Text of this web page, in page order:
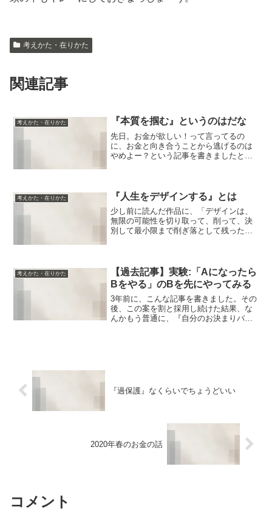
考えかた・在りかた
関連記事
考えかた・在りかた 『本質を掴む』というのはだな
先日。お金が欲しい！って言ってるの
に、お金と向き合うことから逃げるのは
やめよー？という記事を書きましたとこ
ワンデー講座のお申し込みをい...
考えかた・在りかた 『人生をデザインする』とは
少し前に読んだ作品に、「デザインは、
無限の可能性を切り取って、削って、決
別して最小限まで削ぎ落として残った結
はじめて腑に落ちました。...
考えかた・在りかた
【過去記事】実験:「Aになったら
Bをやる」のBを先にやってみる
3年前に、こんな記事を書きました。その
後、この案を割と採用し続けた結果、な
んかもう普通に、『自分のお決まりパタ
『過保護』なくらいでちょうどいい
2020年春のお金の話
コメント